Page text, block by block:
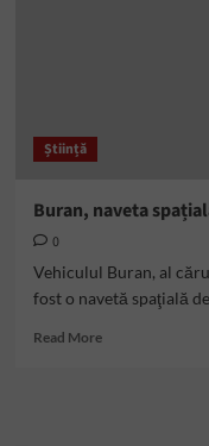
Știință
Buran, naveta
0
Vehiculul Buran, al
fost o navetă spaţială
Read MoreRead